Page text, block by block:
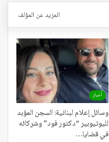
المزيد عن المؤلف
أخبار
وسائل إعلام لبنانية: السجن المؤبد
لليوتيوبير “دكتور فود” وشركائه
في قضايا…